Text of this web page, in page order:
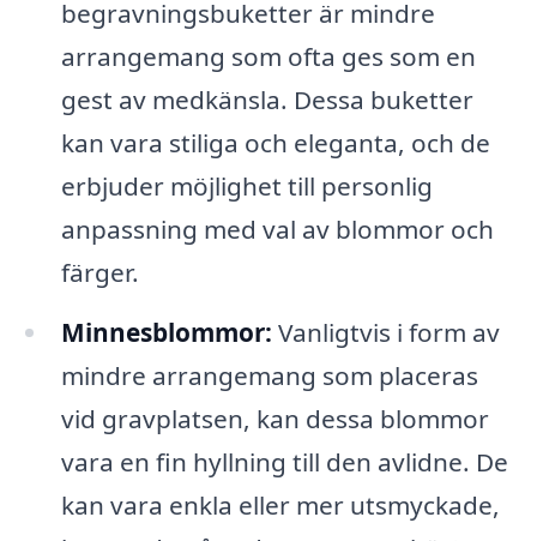
begravningsbuketter är mindre
arrangemang som ofta ges som en
gest av medkänsla. Dessa buketter
kan vara stiliga och eleganta, och de
erbjuder möjlighet till personlig
anpassning med val av blommor och
färger.
Minnesblommor: Vanligtvis i form av
mindre arrangemang som placeras
vid gravplatsen, kan dessa blommor
vara en fin hyllning till den avlidne. De
kan vara enkla eller mer utsmyckade,